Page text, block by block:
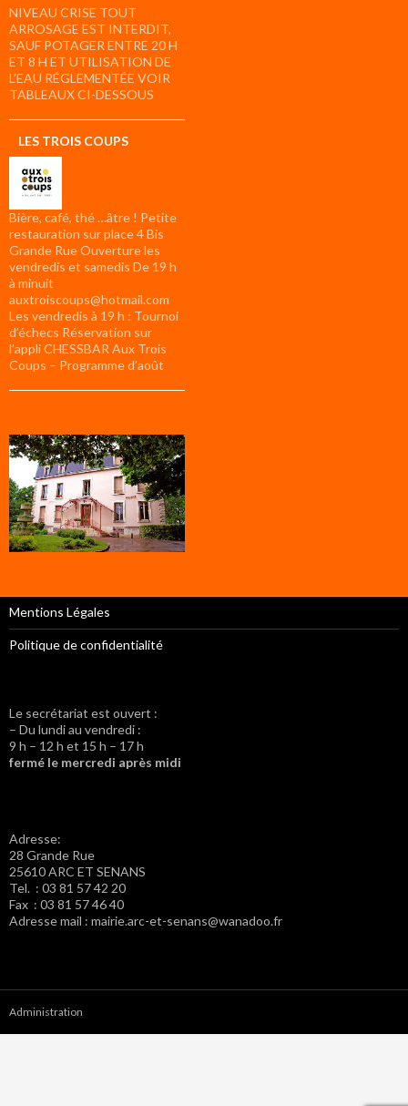
NIVEAU CRISE TOUT
ARROSAGE EST INTERDIT,
SAUF POTAGER ENTRE 20 H
ET 8 H ET UTILISATION DE
L’EAU RÉGLEMENTÉE VOIR
TABLEAUX CI-DESSOUS
LES TROIS COUPS
Bière, café, thé …âtre ! Petite
restauration sur place 4 Bis
Grande Rue Ouverture les
vendredis et samedis De 19 h
à minuit
auxtroiscoups@hotmail.com
Les vendredis à 19 h : Tournoi
d’échecs Réservation sur
l’appli CHESSBAR Aux Trois
Coups – Programme d’août
Mentions Légales
Politique de confidentialité
Le secrétariat est ouvert :
– Du lundi au vendredi :
9 h – 12 h et 15 h – 17 h
fermé le mercredi après midi
Adresse:
28 Grande Rue
25610 ARC ET SENANS
Tel. : 03 81 57 42 20
Fax : 03 81 57 46 40
Adresse mail : mairie.arc-et-senans@wanadoo.fr
Administration